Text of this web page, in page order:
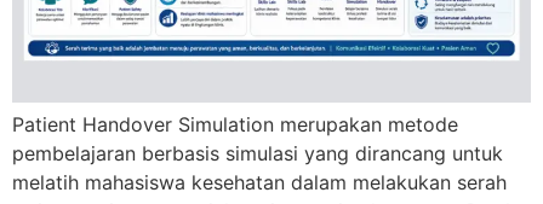
Patient Handover Simulation merupakan metode
pembelajaran berbasis simulasi yang dirancang untuk
melatih mahasiswa kesehatan dalam melakukan serah